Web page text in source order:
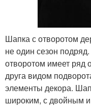
Шапка с отворотом
не один сезон
отворотом имеет ряд
друга видом
элементы декора.
широким, с двойным